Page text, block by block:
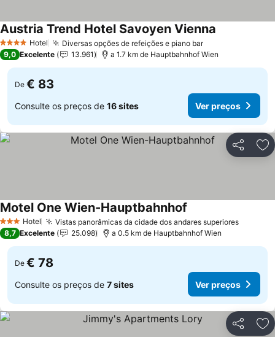
4 EstrelasHotel Diversas opções de refeições e piano bar
Austria Trend Hotel Savoyen Vienna
9,0 Excelente 13.961 a 1.7 km de Hauptbahnhof Wien
De € 83
Consulte os preços de 16 sites Ver preços
Partilhar
3 EstrelasHotel Vistas panorâmicas da cidade dos andares superiores
Motel One Wien-Hauptbahnhof
8,7 Excelente 25.098 a 0.5 km de Hauptbahnhof Wien
De € 78
Consulte os preços de 7 sites Ver preços
Partilhar